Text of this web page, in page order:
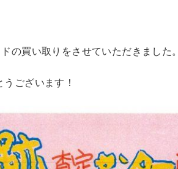
の買い取りをさせていただきました。
ございます！